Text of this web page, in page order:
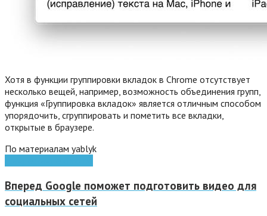
Хотя в функции группировки вкладок в Chrome отсутствует
несколько вещей, например, возможность объединения групп,
функция «Группировка вкладок» является отличным способом
упорядочить, сгруппировать и пометить все вкладки,
открытые в браузере.
По материалам yablyk
Вперед Google поможет подготовить видео для
социальных сетей